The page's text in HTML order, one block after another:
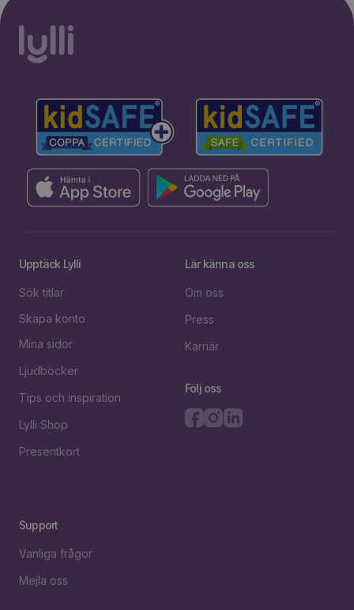
Upptäck Lylli
Sök titlar
Skapa konto
Mina sidor
Ljudböcker
Tips och inspiration
Lylli Shop
Presentkort
Lär känna oss
Om oss
Press
Karriär
Följ oss
Support
Vanliga frågor
Mejla oss